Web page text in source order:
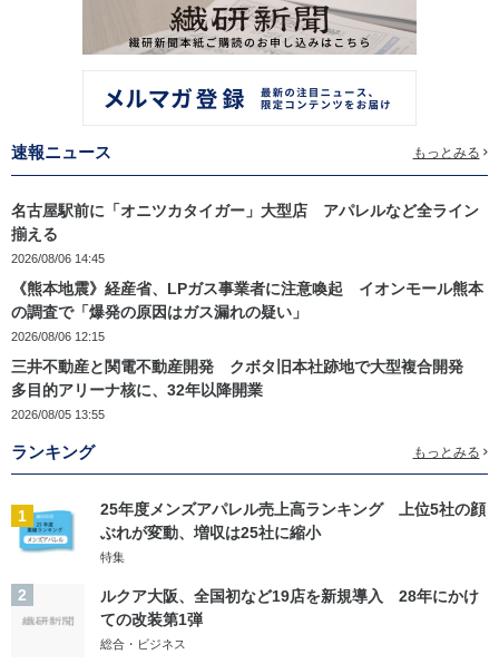
速報ニュース もっとみる
名古屋駅前に「オニツカタイガー」大型店 アパレルなど全ライン
揃える
2026/08/06 14:45
《熊本地震》経産省、LPガス事業者に注意喚起 イオンモール熊本
の調査で「爆発の原因はガス漏れの疑い」
2026/08/06 12:15
三井不動産と関電不動産開発 クボタ旧本社跡地で大型複合開発
多目的アリーナ核に、32年以降開業
2026/08/05 13:55
ランキング もっとみる
1
25年度メンズアパレル売上高ランキング 上位5社の顔
ぶれが変動、増収は25社に縮小
特集
2
ルクア大阪、全国初など19店を新規導入 28年にかけ
ての改装第1弾
総合・ビジネス